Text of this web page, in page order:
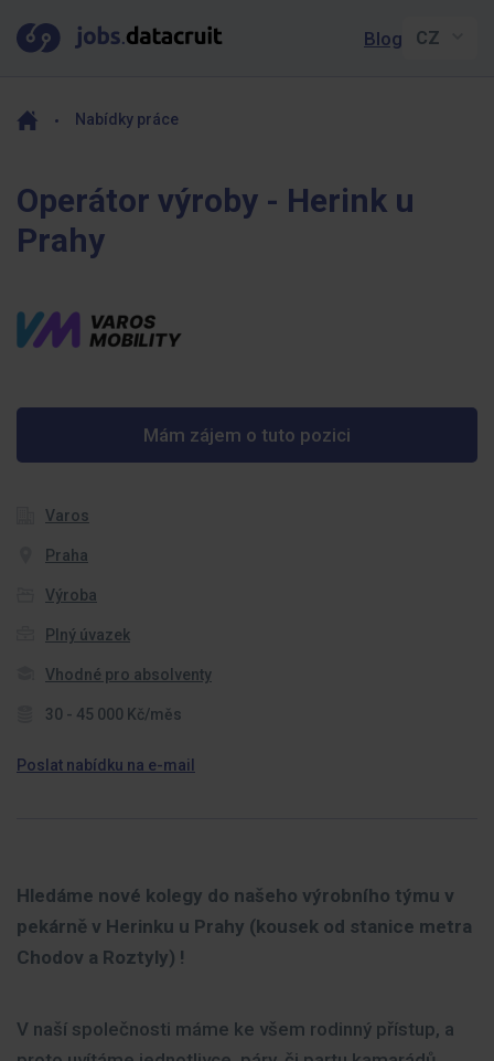
Blog
Nabídky práce
Operátor výroby - Herink u
Prahy
Mám zájem o tuto pozici
Varos
Praha
Výroba
Plný úvazek
Vhodné pro absolventy
30 - 45 000 Kč/měs
Poslat nabídku na e-mail
Hledáme nové kolegy do našeho výrobního týmu v
pekárně v Herinku u Prahy (kousek od stanice metra
Chodov a Roztyly) !
V naší společnosti máme ke všem rodinný přístup, a